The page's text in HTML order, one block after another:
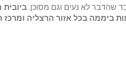
שהדבר לא נעים וגם מסוכן.